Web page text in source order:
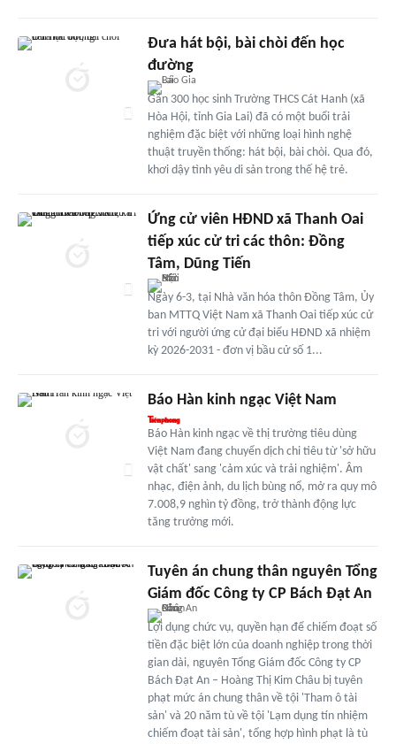
Đưa hát bội, bài chòi đến học
đường
Gần 300 học sinh Trường THCS Cát Hanh (xã
Hòa Hội, tỉnh Gia Lai) đã có một buổi trải
nghiệm đặc biệt với những loại hình nghệ
thuật truyền thống: hát bội, bài chòi. Qua đó,
khơi dậy tình yêu di sản trong thế hệ trẻ.
Ứng cử viên HĐND xã Thanh Oai
tiếp xúc cử tri các thôn: Đồng
Tâm, Dũng Tiến
Ngày 6-3, tại Nhà văn hóa thôn Đồng Tâm, Ủy
ban MTTQ Việt Nam xã Thanh Oai tiếp xúc cử
tri với người ứng cử đại biểu HĐND xã nhiệm
kỳ 2026-2031 - đơn vị bầu cử số 1...
Báo Hàn kinh ngạc Việt Nam
Báo Hàn kinh ngạc về thị trường tiêu dùng
Việt Nam đang chuyển dịch chi tiêu từ 'sở hữu
vật chất' sang 'cảm xúc và trải nghiệm'. Âm
nhạc, điện ảnh, du lịch bùng nổ, mở ra quy mô
7.008,9 nghìn tỷ đồng, trở thành động lực
tăng trưởng mới.
Tuyên án chung thân nguyên Tổng
Giám đốc Công ty CP Bách Đạt An
Lợi dụng chức vụ, quyền hạn để chiếm đoạt số
tiền đặc biệt lớn của doanh nghiệp trong thời
gian dài, nguyên Tổng Giám đốc Công ty CP
Bách Đạt An – Hoàng Thị Kim Châu bị tuyên
phạt mức án chung thân về tội 'Tham ô tài
sản' và 20 năm tù về tội 'Lạm dụng tín nhiệm
chiếm đoạt tài sản', tổng hợp hình phạt là tù